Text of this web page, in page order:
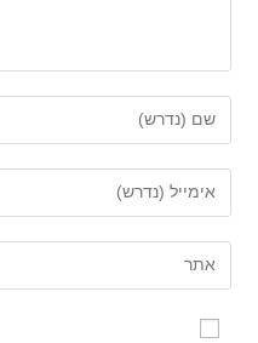
את
השם
שלך
שם
משתמש
כדי
את
כתובת
דואר
שלך
את
כתובת